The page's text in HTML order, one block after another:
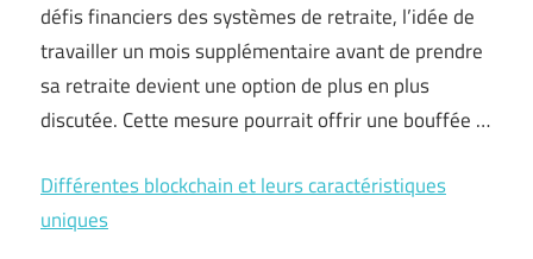
défis financiers des systèmes de retraite, l’idée de
travailler un mois supplémentaire avant de prendre
sa retraite devient une option de plus en plus
discutée. Cette mesure pourrait offrir une bouffée …
Différentes blockchain et leurs caractéristiques
uniques